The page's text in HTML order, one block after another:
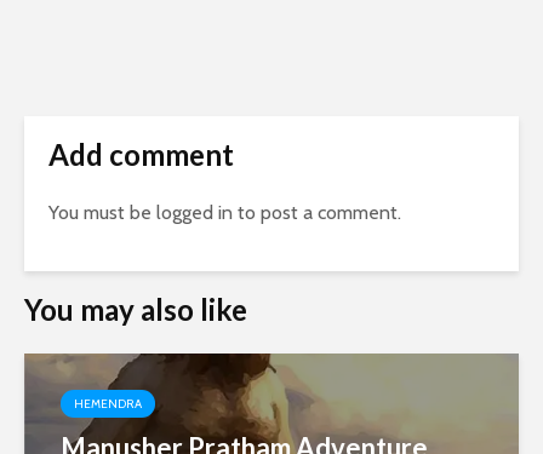
Add comment
You must be logged in to post a comment.
You may also like
HEMENDRA
Manusher Pratham Adventure